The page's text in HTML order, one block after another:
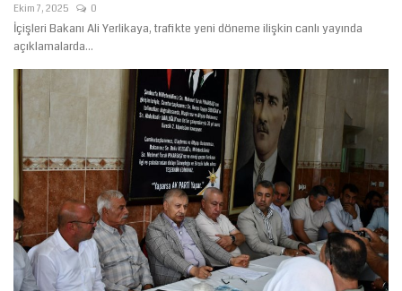
Sağlık
Kültür Sanat
Ekim 7, 2025 0
İçişleri Bakanı Ali Yerlikaya, trafikte yeni döneme ilişkin canlı yayında
açıklamalarda...